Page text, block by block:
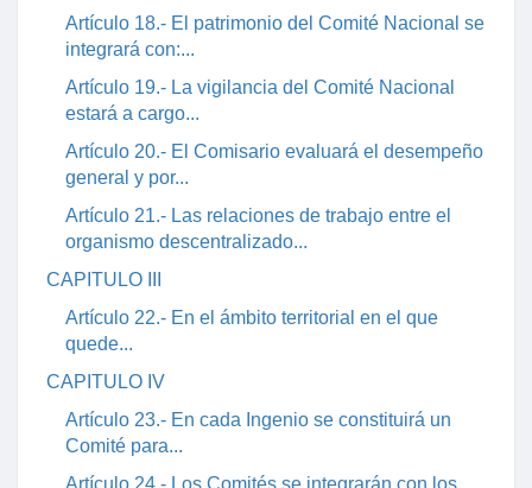
Artículo 18.- El patrimonio del Comité Nacional se
integrará con:...
Artículo 19.- La vigilancia del Comité Nacional
estará a cargo...
Artículo 20.- El Comisario evaluará el desempeño
general y por...
Artículo 21.- Las relaciones de trabajo entre el
organismo descentralizado...
CAPITULO III
Artículo 22.- En el ámbito territorial en el que
quede...
CAPITULO IV
Artículo 23.- En cada Ingenio se constituirá un
Comité para...
Artículo 24.- Los Comités se integrarán con los